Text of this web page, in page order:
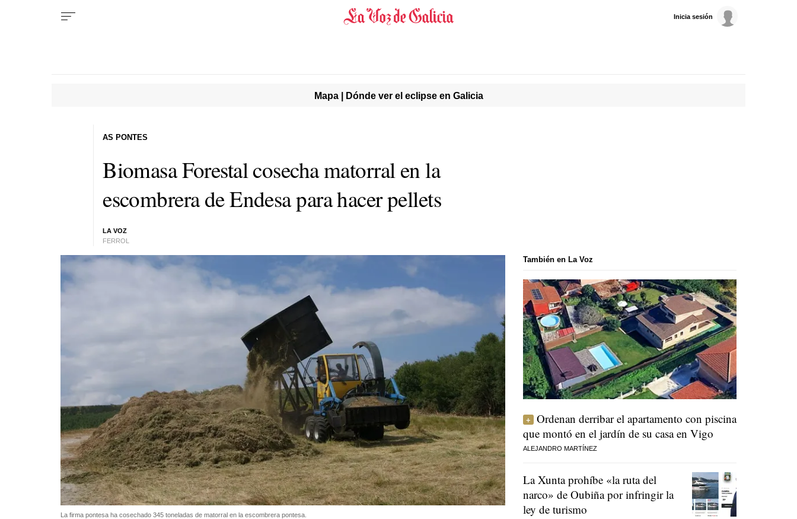
Inicia sesión
Mapa | Dónde ver el eclipse en Galicia
Biomasa Forestal cosecha matorral en la
escombrera de Endesa para hacer pellets
LA VOZ
FERROL
AS PONTES
La firma pontesa ha cosechado 345 toneladas de matorral en la escombrera pontesa.
También en La Voz
Ordenan derribar el apartamento con piscina
que montó en el jardín de su casa en Vigo
ALEJANDRO MARTÍNEZ
La Xunta prohíbe «la ruta del
narco» de Oubiña por infringir la
ley de turismo